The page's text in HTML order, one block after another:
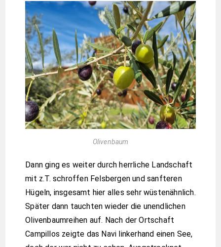
Olivenbaum
Dann ging es weiter durch herrliche Landschaft
mit z.T. schroffen Felsbergen und sanfteren
Hügeln, insgesamt hier alles sehr wüstenähnlich.
Später dann tauchten wieder die unendlichen
Olivenbaumreihen auf. Nach der Ortschaft
Campillos zeigte das Navi linkerhand einen See,